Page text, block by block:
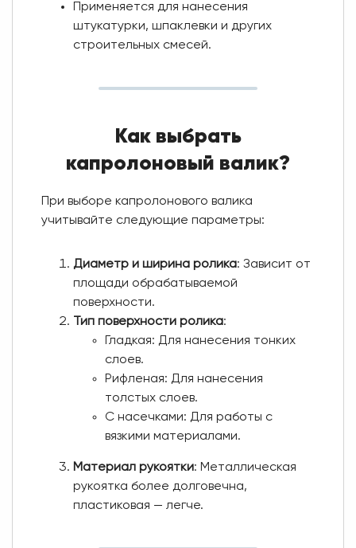
Применяется для нанесения
штукатурки, шпаклевки и других
строительных смесей.
Как выбрать
капролоновый валик?
При выборе капролонового валика
учитывайте следующие параметры:
Диаметр и ширина ролика: Зависит от
площади обрабатываемой
поверхности.
Тип поверхности ролика:
Гладкая: Для нанесения тонких
слоев.
Рифленая: Для нанесения
толстых слоев.
С насечками: Для работы с
вязкими материалами.
Материал рукоятки: Металлическая
рукоятка более долговечна,
пластиковая — легче.